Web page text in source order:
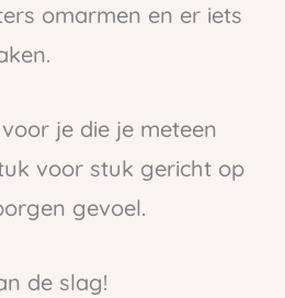
omarmen en er iets
je die je meteen
voor stuk gericht op
gevoel.
de slag!